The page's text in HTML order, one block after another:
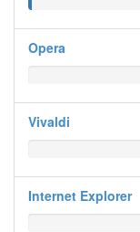
Opera
Vivaldi
Internet Explorer